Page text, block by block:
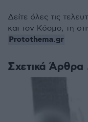
Σχετικά Άρθρα
Δείτε όλες τις
και τον Κόσμο, τη
Protothema.gr